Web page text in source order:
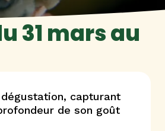
31 mars au
capturant
de son goût